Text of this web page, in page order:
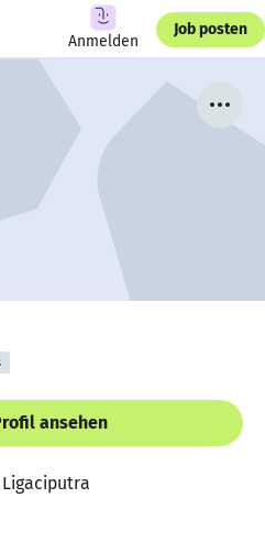
Anmelden
Job posten
ansehen